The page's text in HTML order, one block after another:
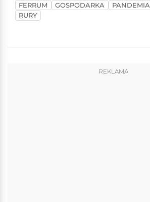
FERRUM
GOSPODARKA PANDEMIA
RURY
REKLAMA